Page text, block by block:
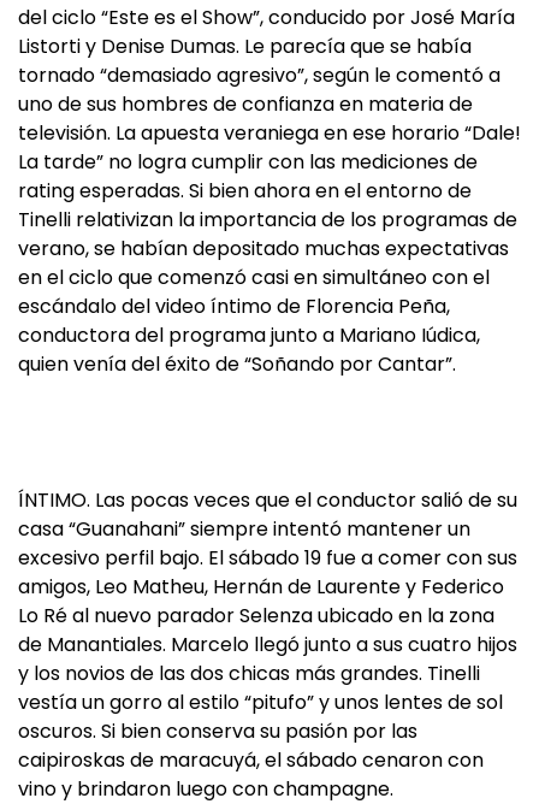
del ciclo “Este es el Show”, conducido por José María
Listorti y Denise Dumas. Le parecía que se había
tornado “demasiado agresivo”, según le comentó a
uno de sus hombres de confianza en materia de
televisión. La apuesta veraniega en ese horario “Dale!
La tarde” no logra cumplir con las mediciones de
rating esperadas. Si bien ahora en el entorno de
Tinelli relativizan la importancia de los programas de
verano, se habían depositado muchas expectativas
en el ciclo que comenzó casi en simultáneo con el
escándalo del video íntimo de Florencia Peña,
conductora del programa junto a Mariano Iúdica,
quien venía del éxito de “Soñando por Cantar”.
ÍNTIMO. Las pocas veces que el conductor salió de su
casa “Guanahani” siempre intentó mantener un
excesivo perfil bajo. El sábado 19 fue a comer con sus
amigos, Leo Matheu, Hernán de Laurente y Federico
Lo Ré al nuevo parador Selenza ubicado en la zona
de Manantiales. Marcelo llegó junto a sus cuatro hijos
y los novios de las dos chicas más grandes. Tinelli
vestía un gorro al estilo “pitufo” y unos lentes de sol
oscuros. Si bien conserva su pasión por las
caipiroskas de maracuyá, el sábado cenaron con
vino y brindaron luego con champagne.